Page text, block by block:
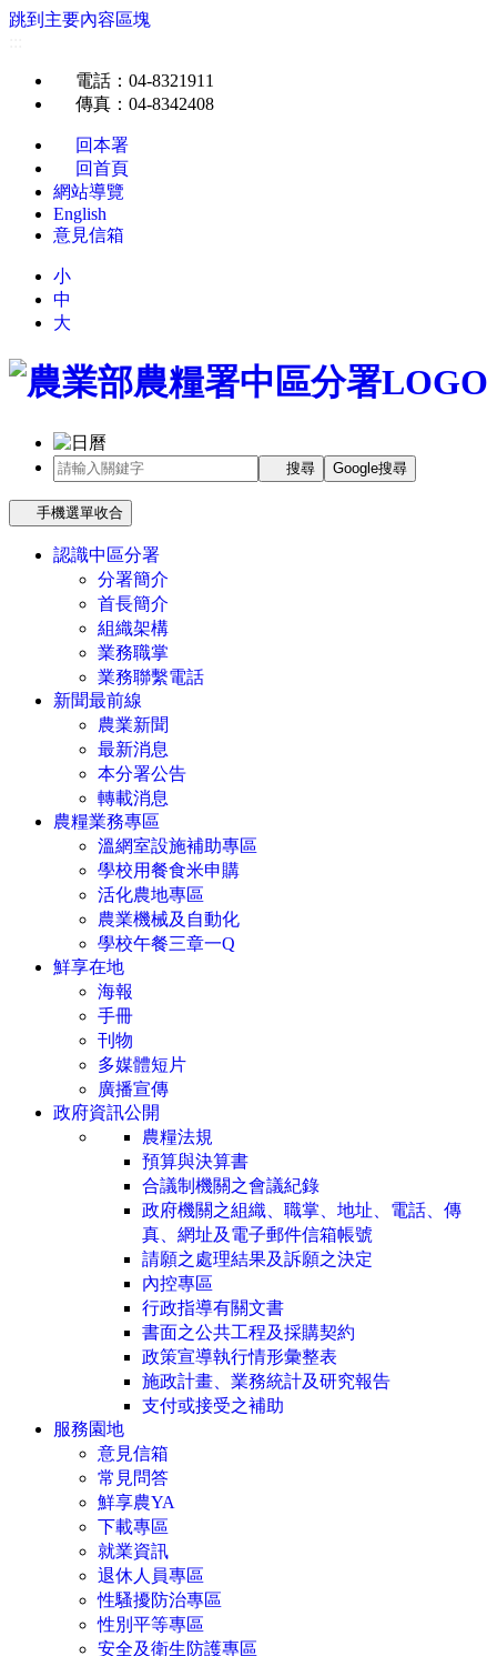
跳到主要內容區塊
電話 ：04-8321911
傳真 ：04-8342408
回本署
回首頁
網站導覽
English
意見信箱
小
中
大
搜尋 Google搜尋
手機選單收合
認識中區分署
分署簡介
首長簡介
組織架構
業務職掌
業務聯繫電話
新聞最前線
農業新聞
最新消息
本分署公告
轉載消息
農糧業務專區
溫網室設施補助專區
學校用餐食米申購
活化農地專區
農業機械及自動化
學校午餐三章一Q
鮮享在地
海報
手冊
刊物
多媒體短片
廣播宣傳
政府資訊公開
農糧法規
預算與決算書
合議制機關之會議紀錄
政府機關之組織、職掌、地址、電話、傳
真、網址及電子郵件信箱帳號
請願之處理結果及訴願之決定
內控專區
行政指導有關文書
書面之公共工程及採購契約
政策宣導執行情形彙整表
施政計畫、業務統計及研究報告
支付或接受之補助
服務園地
意見信箱
常見問答
鮮享農YA
下載專區
就業資訊
退休人員專區
性騷擾防治專區
性別平等專區
安全及衛生防護專區